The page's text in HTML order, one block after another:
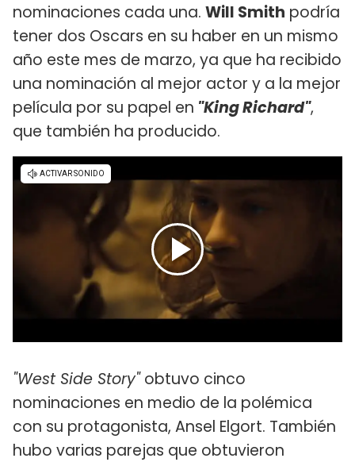
nominaciones cada una. Will Smith podría
tener dos Oscars en su haber en un mismo
año este mes de marzo, ya que ha recibido
una nominación al mejor actor y a la mejor
película por su papel en "King Richard",
que también ha producido.
"West Side Story"obtuvo cinco
nominaciones en medio de la polémica
con su protagonista, Ansel Elgort. También
hubo varias parejas que obtuvieron